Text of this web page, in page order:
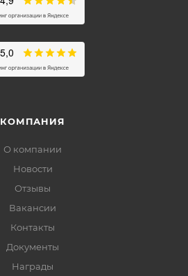
КОМПАНИЯ
О компании
Новости
Отзывы
Вакансии
Контакты
Документы
Награды